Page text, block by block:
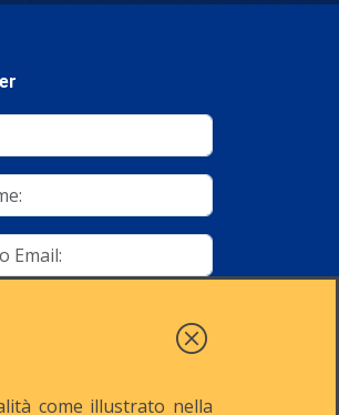
come illustrato nella